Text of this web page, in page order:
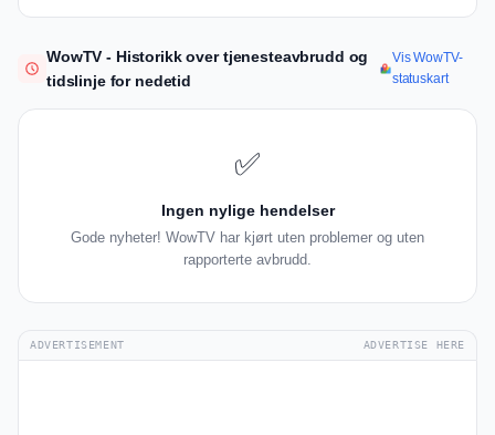
WowTV - Historikk over tjenesteavbrudd og
tidslinje for nedetid
Vis WowTV-
statuskart
✅
Ingen nylige hendelser
Gode nyheter! WowTV har kjørt uten problemer og uten
rapporterte avbrudd.
ADVERTISEMENT ADVERTISE HERE